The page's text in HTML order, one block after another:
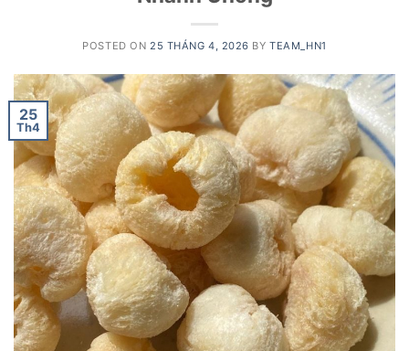
POSTED ON 25 THÁNG 4, 2026 BYTEAM_HN1
25
Th4